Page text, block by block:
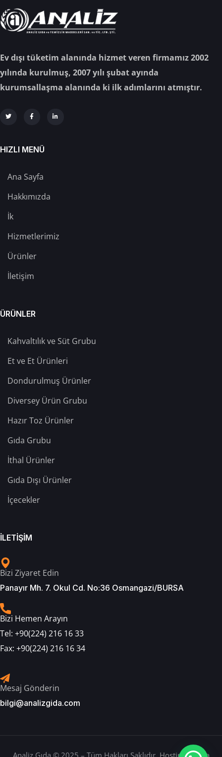
Ev dışı tüketim alanında hizmet veren firmamız 2002
yılında kurulmuş, 2007 yılı şubat ayında
kurumsallaşma alanında ki ilk adımlarını atmıştır.
HIZLI MENÜ
Ana Sayfa
Hakkımızda
İk
Hizmetlerimiz
Ürünler
İletişim
ÜRÜNLER
Kahvaltılık ve Süt Grubu
Et ve Et Ürünleri
Dondurulmuş Ürünler
Diversey Ürün Grubu
Hazır Toz Ürünler
Gıda Grubu
İthal Ürünler
Gıda Dışı Ürünler
İçecekler
İLETİŞİM
Bizi Ziyaret Edin
Panayır Mh. 7. Okul Cd. No:36 Osmangazi/BURSA
Bizi Hemen Arayın
Tel: +90(224) 216 16 33
Fax: +90(224) 216 16 34
Mesaj Gönderin
bilgi@analizgida.com